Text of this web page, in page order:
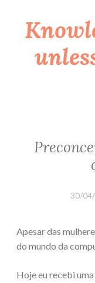
Skip
content
30/
Apesar das
do mundo da
Hoje eu recebi